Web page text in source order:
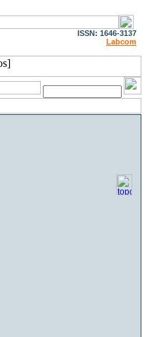
ISSN: 1646-3137
Labcom